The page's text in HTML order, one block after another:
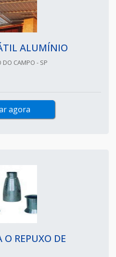
ALUMÍNIO
DO CAMPO - SP
agora
REPUXO DE